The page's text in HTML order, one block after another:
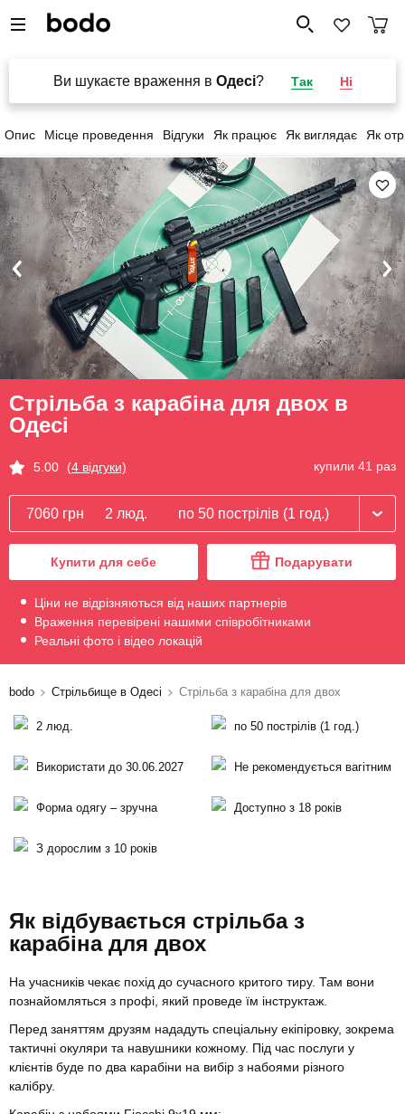
Ви шукаєте враження в Одесі? Так Ні
Опис Місце проведення Відгуки Як працює Як виглядає Як
Стрільба з карабіна для двох в
Одесі
5.00 (4 відгуки) купили 41 раз
7060 грн 2 люд. по 50 пострілів (1 год.)
Купити для себе Подарувати
Ціни не відрізняються від наших партнерів
Враження перевірені нашими співробітниками
Реальні фото і відео локацій
bodo Стрільбище в Одесі Стрільба з карабіна для двох
2 люд. по 50 пострілів (1 год.)
Використати до 30.06.2027 Не рекомендується вагітним
Форма одягу – зручна Доступно з 18 років
З дорослим з 10 років
Як відбувається стрільба з
карабіна для двох
На учасників чекає похід до сучасного критого тиру. Там вони
познайомляться з профі, який проведе їм інструктаж.
Перед заняттям друзям нададуть спеціальну екіпіровку, зокрема
тактичні окуляри та навушники кожному. Під час послуги у
клієнтів буде по два карабіни на вибір з набоями різного
калібру.